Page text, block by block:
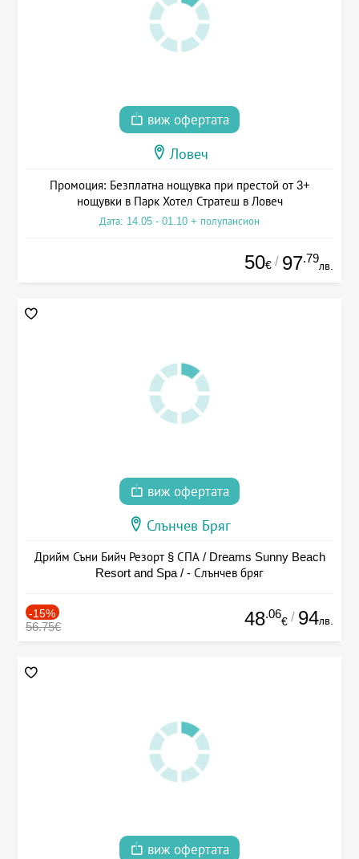
виж офертата
Ловеч
Промоция: Безплатна нощувка при престой от 3+
нощувки в Парк Хотел Стратеш в Ловеч
Дата: 14.05 - 01.10 + полупансион
50€ / 97.79
лв.
виж офертата
Слънчев Бряг
Дрийм Съни Бийч Резорт § СПА / Dreams Sunny Beach
Resort and Spa / - Слънчев бряг
-15%
56.75€ 48.06
€ / 94лв.
виж офертата